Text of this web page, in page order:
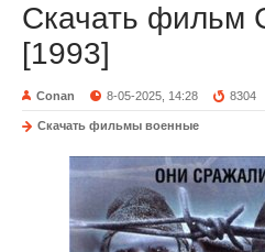
Скачать фильм
[1993]
Conan 8-05-2025, 14:28 8304
Скачать фильмы военные